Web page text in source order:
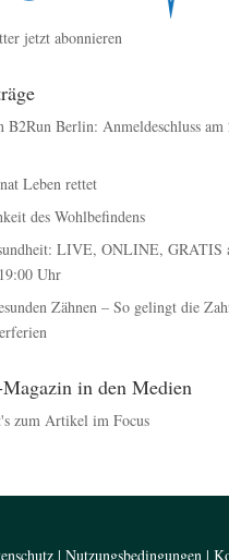
jetzt abonnieren
B2Run Berlin: Anmeldeschluss am
Leben rettet
des Wohlbefindens
LIVE, ONLINE, GRATIS
Uhr
Zähnen – So gelingt die
in den Medien
zum Artikel im Focus
| Nutzungsbedingungen |